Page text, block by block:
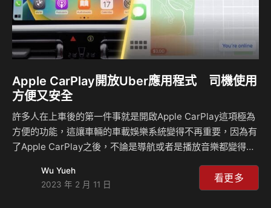
Apple CarPlay開放Uber應用程式 司機使用
方便又安全
許多人在上車後的第一件事就是開啟Apple CarPlay這項極為
方便的功能，這讓車輛的車載娛樂系統變得不再重要，因為有
了Apple CarPlay之後，不論是導航或者是播放音樂都變得更
來使用該應用程式，不過現在Uber也加入到Apple CarPlay的
行列當中，透過更大的螢幕將會讓你在視覺上更加輕鬆。 過
Wu Yueh
2023 年 2 月 11 日
看更多